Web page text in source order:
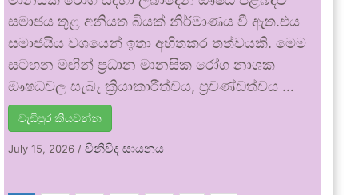
සමාජය තුළ අනියත බියක් නිර්මාණය වී ඇත.එය
සමාජයීය වශයෙන් ඉතා අහිතකර තත්වයකි. මෙම
සටහන මඟින් ප්‍රධාන මානසික රෝග නාශක
ඖෂධවල සැබෑ ක්‍රියාකාරීත්වය, ප්‍රචණ්ඩත්වය …
වැඩිපුර කියවන්න
July 15, 2026 /විනිවිද සායනය